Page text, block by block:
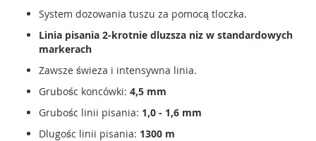
System dozowania tuszu za pomocą tloczka.
Linia pisania 2-krotnie dluzsza niz w standardowych
markerach
Zawsze świeza i intensywna linia.
Grubośc koncówki: 4,5 mm
Grubośc linii pisania: 1,0 - 1,6 mm
Dlugośc linii pisania: 1300 m